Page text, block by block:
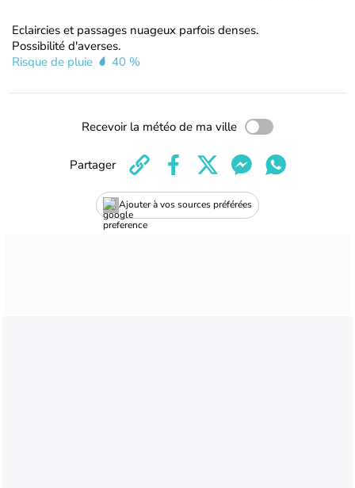
Eclaircies et passages nuageux parfois denses.
Possibilité d'averses.
Risque de pluie
40 %
Recevoir la météo de ma ville
Ajouter à vos sources préférées
Partager